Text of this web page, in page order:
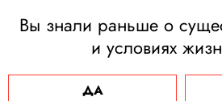
Вы знали раньше о
и условиях
ДА